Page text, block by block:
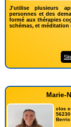
J'utilise plusieurs
personnes et des
formé aux thérapies
schémas, et méditation
Marie-
clos
56230
Berric